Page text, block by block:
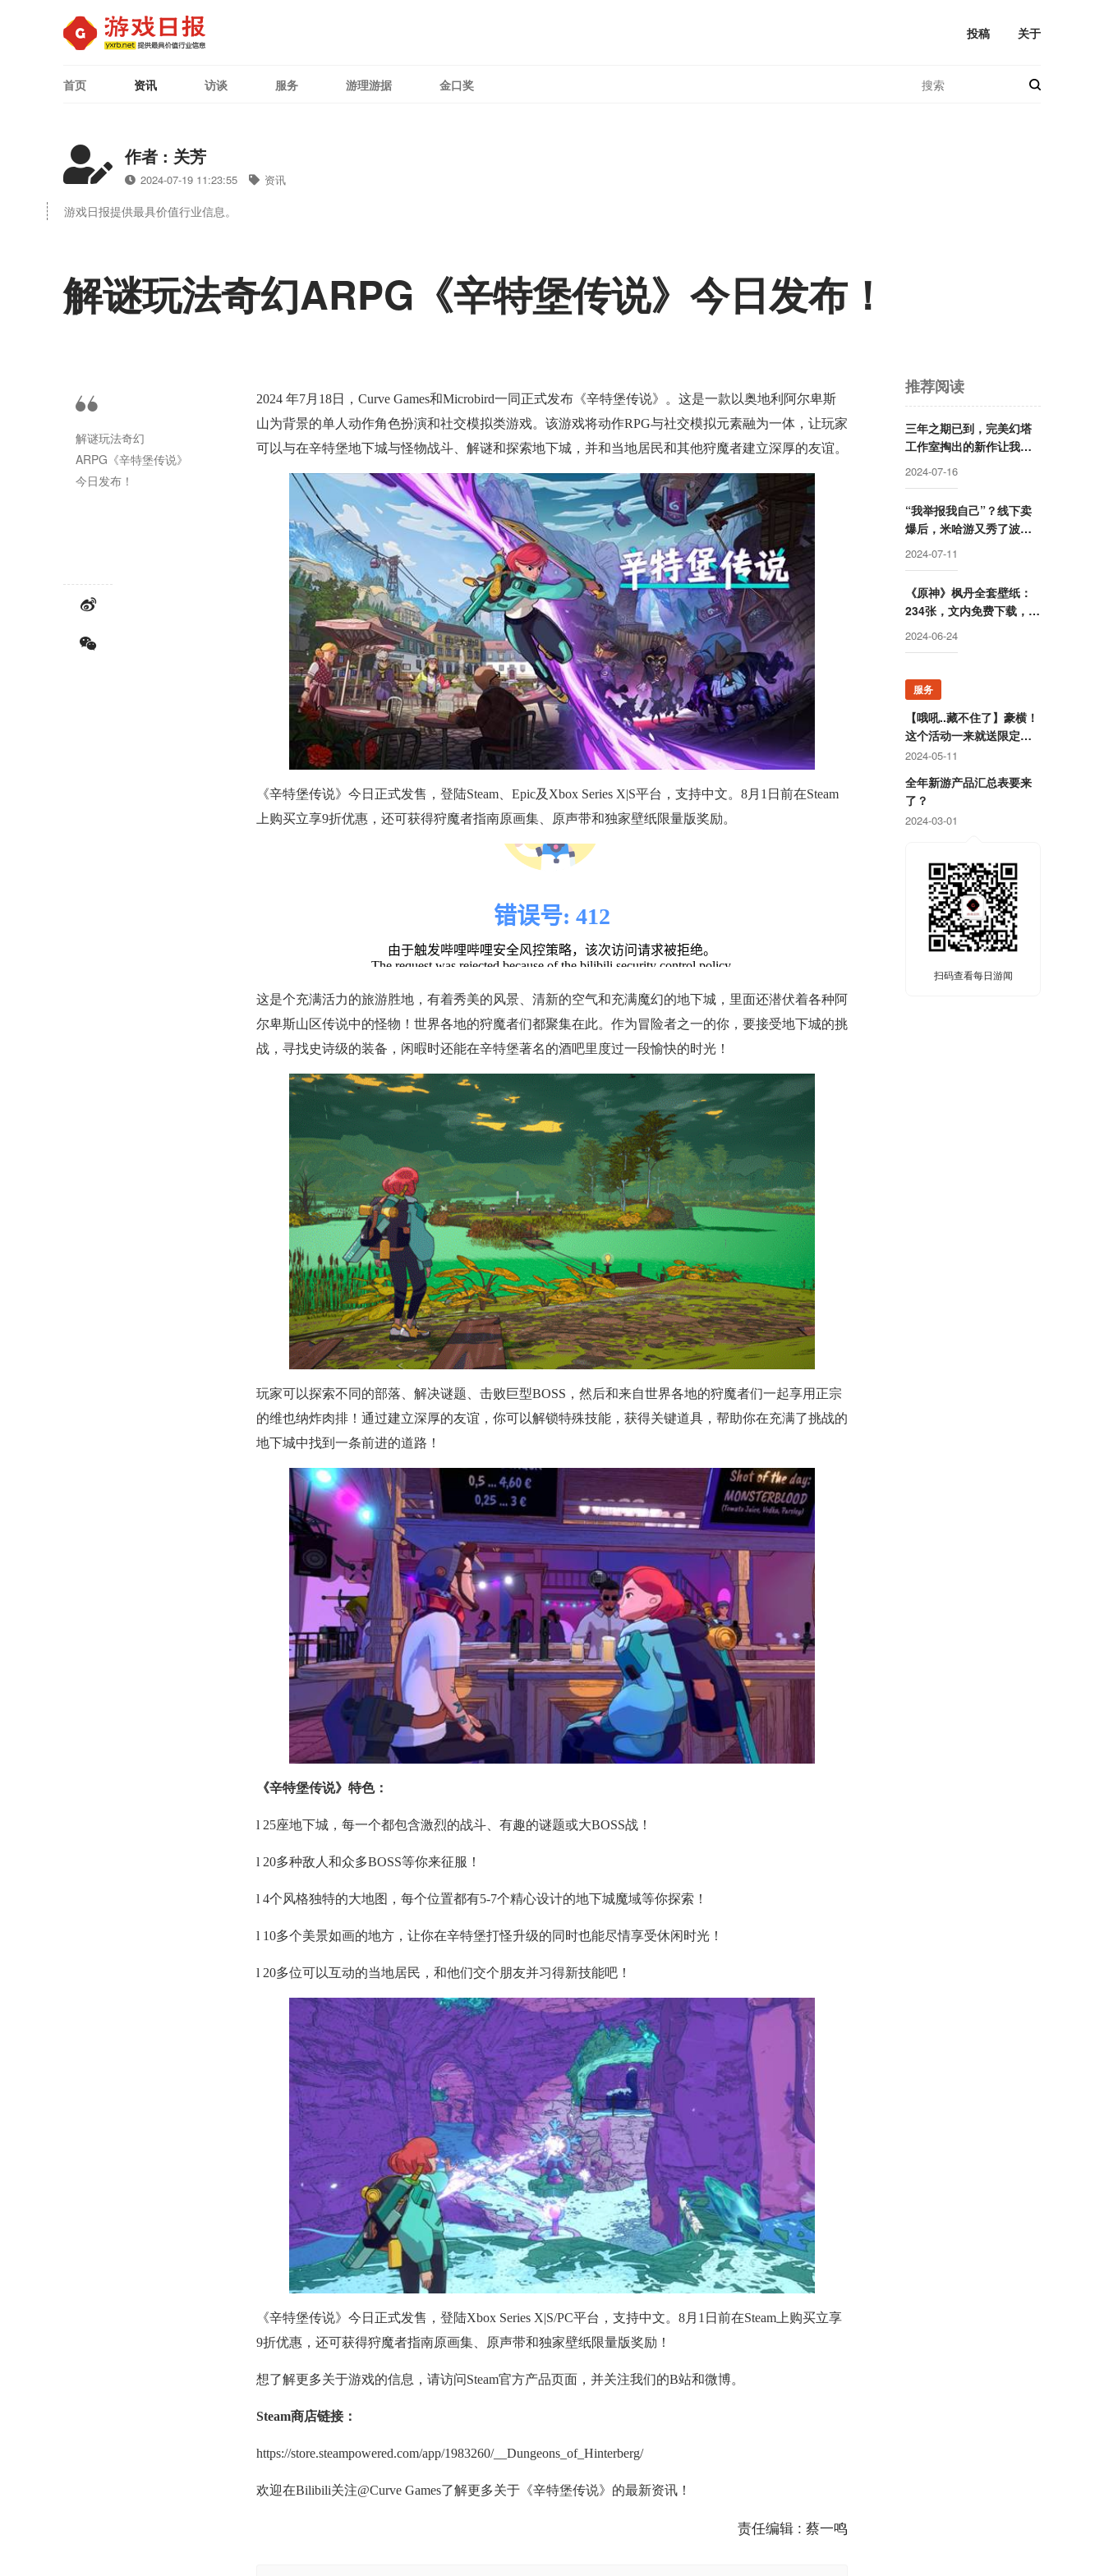
投稿 关于
首页 资讯 访谈 服务 游理游据 金口奖
作者 : 关芳
2024-07-19 11:23:55 资讯
游戏日报提供最具价值行业信息。
解谜玩法奇幻ARPG《辛特堡传说》今日发布！
解谜玩法奇幻
ARPG《辛特堡传说》
今日发布！
2024 年7月18日，Curve Games和Microbird一同正式发布《辛特堡传说》。这是一款以奥地利阿尔卑斯
山为背景的单人动作角色扮演和社交模拟类游戏。该游戏将动作RPG与社交模拟元素融为一体，让玩家
可以与在辛特堡地下城与怪物战斗、解谜和探索地下城，并和当地居民和其他狩魔者建立深厚的友谊。
《辛特堡传说》今日正式发售，登陆Steam、Epic及Xbox Series X|S平台，支持中文。8月1日前在Steam
上购买立享9折优惠，还可获得狩魔者指南原画集、原声带和独家壁纸限量版奖励。
这是个充满活力的旅游胜地，有着秀美的风景、清新的空气和充满魔幻的地下城，里面还潜伏着各种阿
尔卑斯山区传说中的怪物！世界各地的狩魔者们都聚集在此。作为冒险者之一的你，要接受地下城的挑
战，寻找史诗级的装备，闲暇时还能在辛特堡著名的酒吧里度过一段愉快的时光！
玩家可以探索不同的部落、解决谜题、击败巨型BOSS，然后和来自世界各地的狩魔者们一起享用正宗
的维也纳炸肉排！通过建立深厚的友谊，你可以解锁特殊技能，获得关键道具，帮助你在充满了挑战的
地下城中找到一条前进的道路！
《辛特堡传说》特色：
l 25座地下城，每一个都包含激烈的战斗、有趣的谜题或大BOSS战！
l 20多种敌人和众多BOSS等你来征服！
l 4个风格独特的大地图，每个位置都有5-7个精心设计的地下城魔域等你探索！
l 10多个美景如画的地方，让你在辛特堡打怪升级的同时也能尽情享受休闲时光！
l 20多位可以互动的当地居民，和他们交个朋友并习得新技能吧！
《辛特堡传说》今日正式发售，登陆Xbox Series X|S/PC平台，支持中文。8月1日前在Steam上购买立享
9折优惠，还可获得狩魔者指南原画集、原声带和独家壁纸限量版奖励！
想了解更多关于游戏的信息，请访问Steam官方产品页面，并关注我们的B站和微博。
Steam商店链接：
https://store.steampowered.com/app/1983260/__Dungeons_of_Hinterberg/
欢迎在Bilibili关注@Curve Games了解更多关于《辛特堡传说》的最新资讯！
责任编辑 : 蔡一鸣
推荐阅读
三年之期已到，完美幻塔
工作室掏出的新作让我绷
不住了
2024-07-16
“我举报我自己”？线下卖
爆后，米哈游又秀了波神
操作
2024-07-11
《原神》枫丹全套壁纸：
234张，文内免费下载，出
镜率最高的角色是她？
2024-06-24
服务
【哦吼..藏不住了】豪横！
这个活动一来就送限定游
戏周边！
2024-05-11
全年新游产品汇总表要来
了？
2024-03-01
扫码查看每日游闻